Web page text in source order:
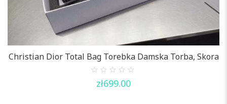
Christian Dior Total Bag Torebka Damska Torba, Skora
out
zł699.00